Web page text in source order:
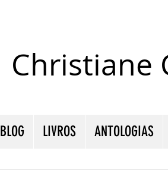
Christiane
BLOG LIVROS ANTOLOGIAS